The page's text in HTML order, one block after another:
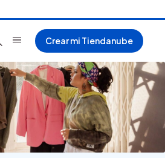
Crear mi Tiendanube